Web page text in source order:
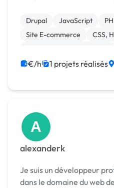
technologies mais je les
peu plus d’expérience ...
Drupal JavaScript
Site E-commerce
CSS,
Migration ou refonte de site
€/h 1 projets réalisés
A
alexanderk
Je suis un développeur
dans le domaine du web